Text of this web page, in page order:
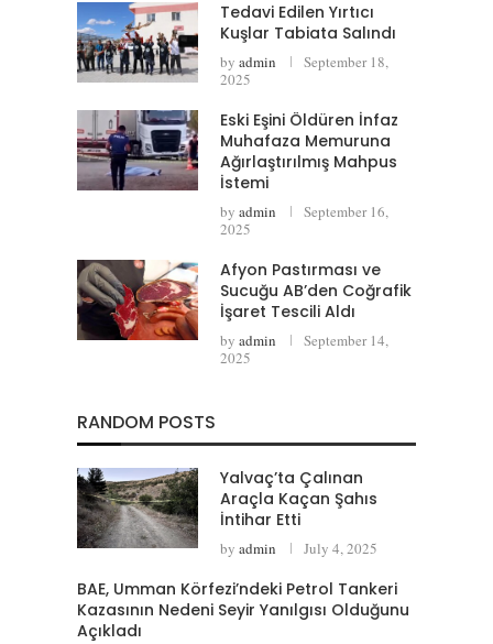
Tedavi Edilen Yırtıcı
Kuşlar Tabiata Salındı
by admin
September 18,
2025
Eski Eşini Öldüren İnfaz
Muhafaza Memuruna
Ağırlaştırılmış Mahpus
İstemi
by admin
September 16,
2025
Afyon Pastırması ve
Sucuğu AB’den Coğrafik
İşaret Tescili Aldı
by admin
September 14,
2025
RANDOM POSTS
Yalvaç’ta Çalınan
Araçla Kaçan Şahıs
İntihar Etti
by admin July 4, 2025
BAE, Umman Körfezi’ndeki Petrol Tankeri
Kazasının Nedeni Seyir Yanılgısı Olduğunu
Açıkladı